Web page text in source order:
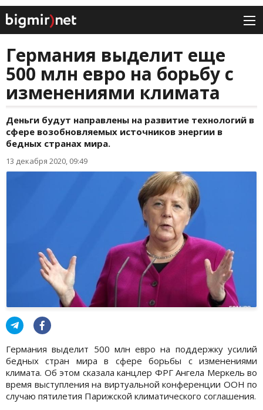
Германия выделит еще
500 млн евро на борьбу с
изменениями климата
Деньги будут направлены на развитие технологий в
сфере возобновляемых источников энергии в
бедных странах мира.
13 декабря 2020, 09:49
Германия выделит 500 млн евро на поддержку усилий
бедных стран мира в сфере борьбы с изменениями
климата. Об этом сказала канцлер ФРГ Ангела Меркель во
время выступления на виртуальной конференции ООН по
случаю пятилетия Парижской климатического соглашения.